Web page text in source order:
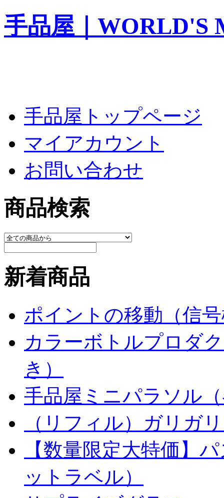
手品屋｜WORLD'S
手品屋トップページ
マイアカウント
お問い合わせ
商品検索
新着商品
ポイントの移動（信
カラーボトルプロダ
き）
手品屋ミニパラソル
（リフィル）ガリガ
【数量限定大特価】
ットラベル）